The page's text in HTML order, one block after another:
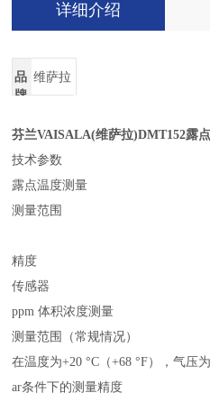
详细介绍
品
牌
维萨拉
芬兰VAISALA(维萨拉)DMT152露
技术参数
露点温度测量
测量范围
精度
传感器
ppm 体积浓度测量
测量范围（常规情况）
在温度为+20 °C（+68 °F），气压
ar条件下的测量精度